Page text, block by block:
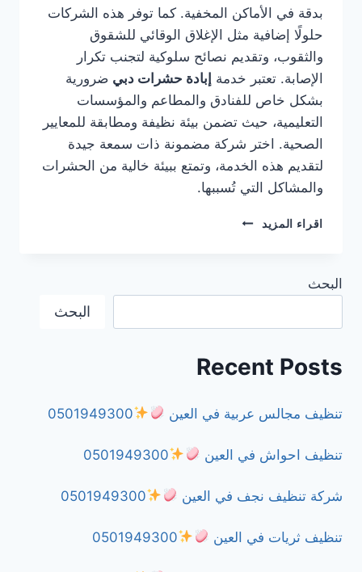
بدقة في الأماكن المخفية. كما توفر هذه الشركات
حلولًا إضافية مثل الإغلاق الوقائي للشقوق
والثقوب، وتقديم نصائح سلوكية لتجنب تكرار
الإصابة. تعتبر خدمة إبادة حشرات دبي ضرورية
بشكل خاص للفنادق والمطاعم والمؤسسات
التعليمية، حيث تضمن بيئة نظيفة ومطابقة للمعايير
الصحية. اختر شركة مضمونة ذات سمعة جيدة
لتقديم هذه الخدمة، وتمتع ببيئة خالية من الحشرات
والمشاكل التي تُسببها.
اقراء المزيد
شركة
البحث
البحث
Recent Posts
تنظيف مجالس عربية في العين 0501949300
تنظيف احواش في العين 0501949300
شركة تنظيف نجف في العين 0501949300
تنظيف ثريات في العين 0501949300